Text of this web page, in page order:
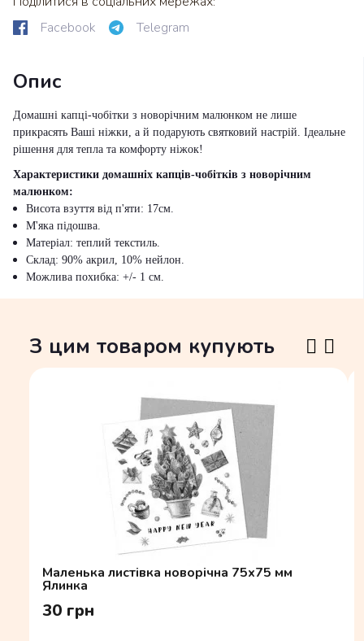
Facebook
Telegram
Опис
Домашні капці-чобітки з новорічним малюнком не лише
прикрасять Ваші ніжки, а й подарують святковий настрій. Ідеальне
рішення для тепла та комфорту ніжок!
Характеристики домашніх капців-чобітків з новорічним
малюнком:
Висота взуття від п'яти: 17см.
М'яка підошва.
Матеріал: теплий текстиль.
Склад: 90% акрил, 10% нейлон.
Можлива похибка: +/- 1 см.
З цим товаром купують
Маленька листівка новорічна 75х75 мм
Ялинка
30 грн